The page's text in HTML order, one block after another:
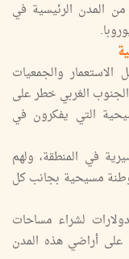
المدن الرئيسية في
والجمعيات
الغربي خطر على
التي يفكرون في
في المنطقة، ولهم
مسيحية بجانب كل
لشراء مساحات
على أراضي هذه المدن